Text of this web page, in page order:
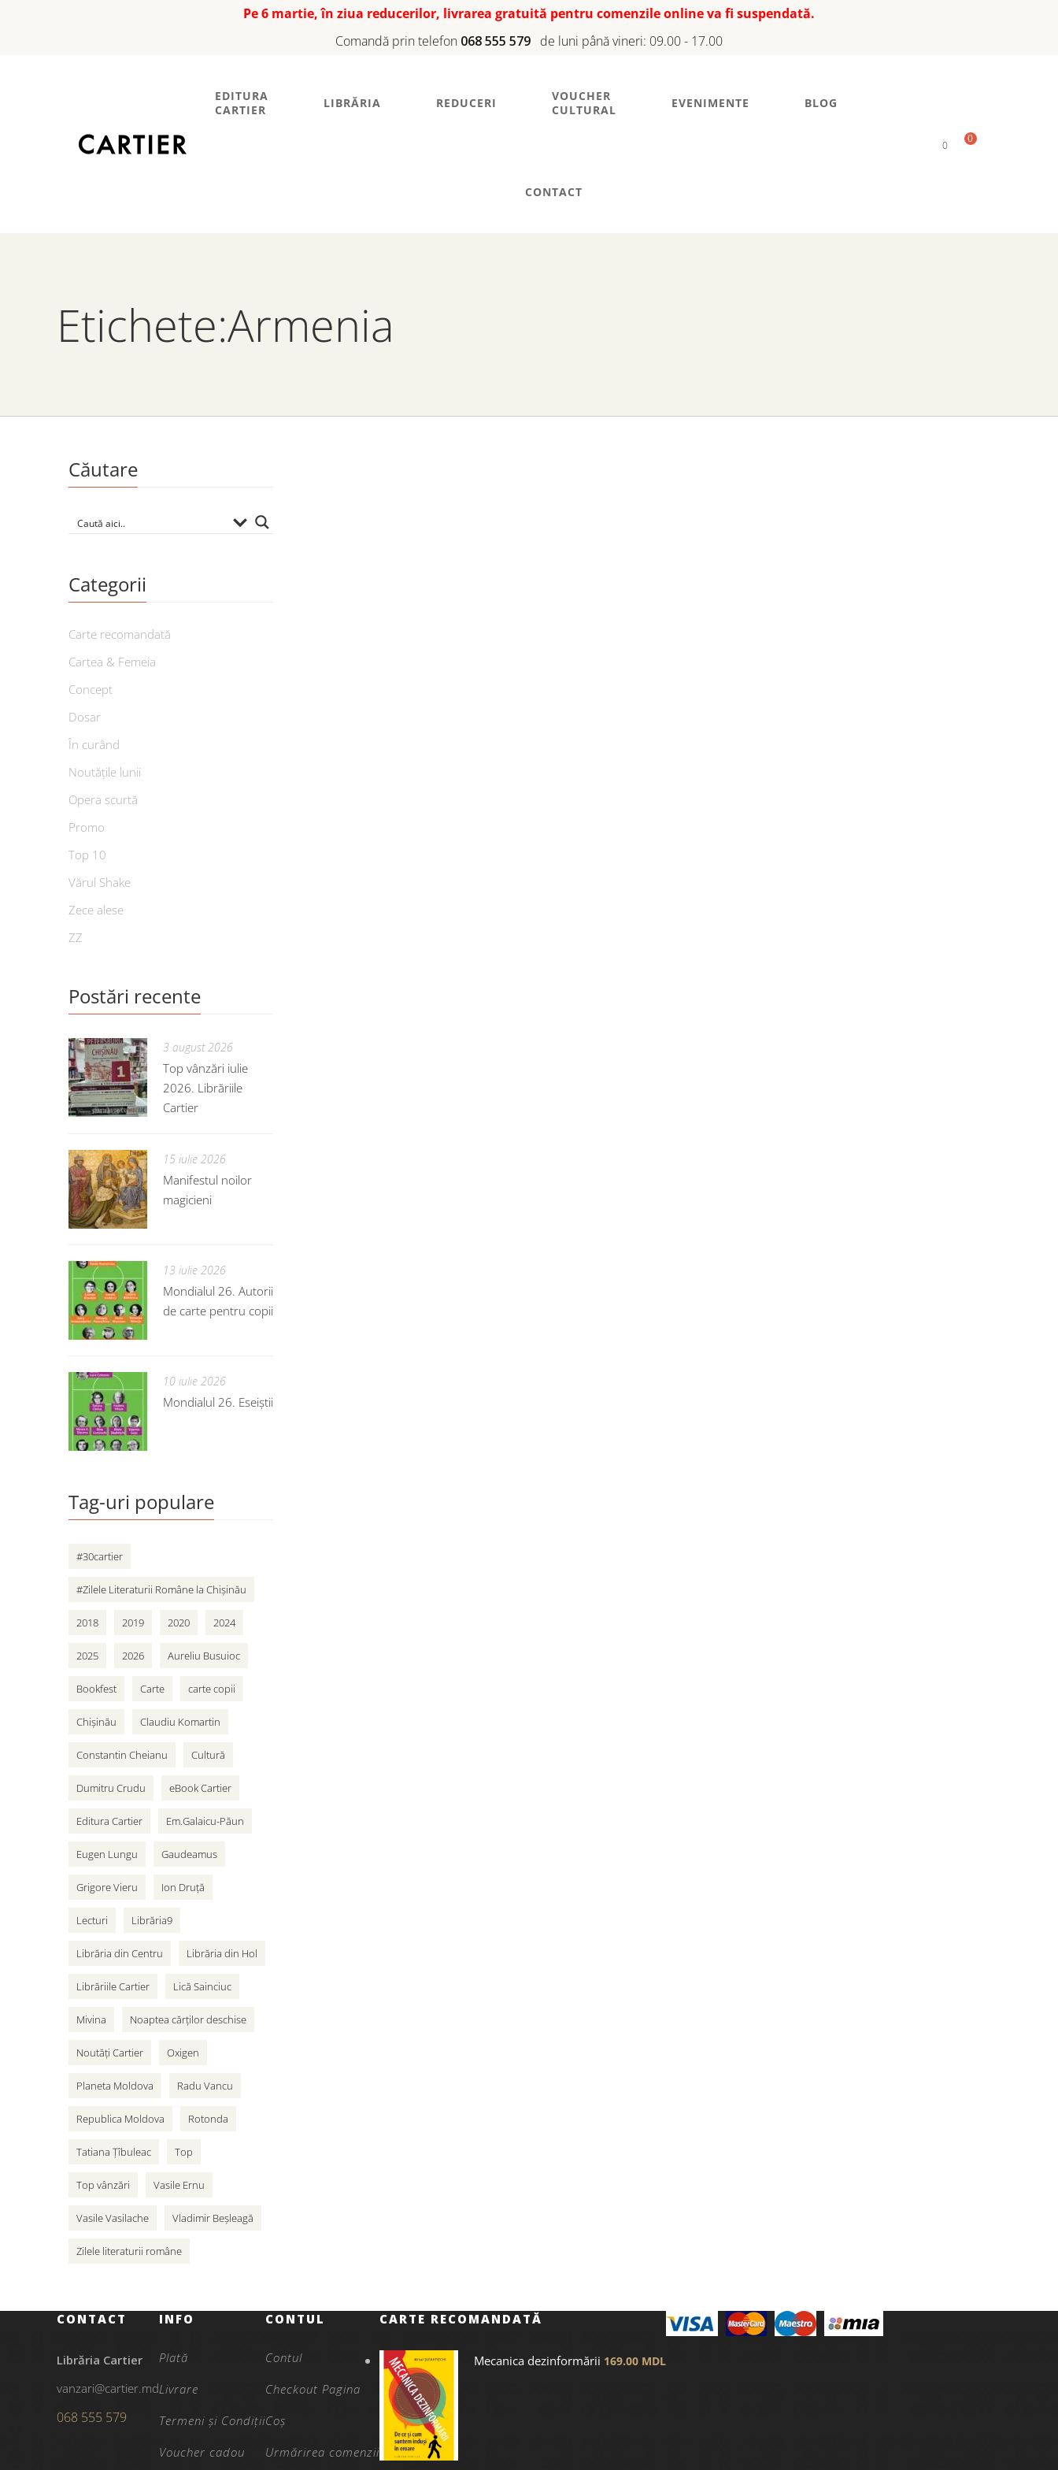
Pe 6 martie, în ziua reducerilor, livrarea gratuită pentru comenzile online va fi suspendată.
Comandă prin telefon 068 555 579 de luni până vineri: 09.00 - 17.00
EDITURA
CARTIER
LIBRĂRIA REDUCERI
VOUCHER
CULTURAL
EVENIMENTE BLOG
CONTACT
0
0
Etichete:Armenia
Căutare
Categorii
Carte recomandată
Cartea & Femeia
Concept
Dosar
În curând
Noutățile lunii
Opera scurtă
Promo
Top 10
Vărul Shake
Zece alese
ZZ
Postări recente
3 august 2026
Top vânzări iulie
2026. Librăriile
Cartier
15 iulie 2026
Manifestul noilor
magicieni
13 iulie 2026
Mondialul 26. Autorii
de carte pentru copii
10 iulie 2026
Mondialul 26. Eseiștii
Tag-uri populare
#30cartier
#Zilele Literaturii Române la Chișinău
2018 2019 2020 2024
2025 2026 Aureliu Busuioc
Bookfest Carte carte copii
Chișinău Claudiu Komartin
Constantin Cheianu Cultură
Dumitru Crudu eBook Cartier
Editura Cartier Em.Galaicu-Păun
Eugen Lungu Gaudeamus
Grigore Vieru Ion Druță
Lecturi Librăria9
Librăria din Centru Librăria din Hol
Librăriile Cartier Lică Sainciuc
Mivina Noaptea cărților deschise
Noutăți Cartier Oxigen
Planeta Moldova Radu Vancu
Republica Moldova Rotonda
Tatiana Țîbuleac Top
Top vânzări Vasile Ernu
Vasile Vasilache Vladimir Beșleagă
Zilele literaturii române
CONTACT
Librăria Cartier
vanzari@cartier.md
068 555 579
INFO
Plată
Livrare
Termeni și Condiții
Voucher cadou
CONTUL
Contul
Checkout Pagina
Coș
Urmărirea comenzii
CARTE RECOMANDATĂ
Mecanica dezinformării 169.00 MDL